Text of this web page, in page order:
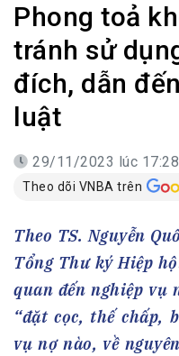
Phong toả
tránh sử
đích, dẫn
luật
29/11/2023 lúc 17:28
Theo dõi VNBA trên
Theo TS. Nguyễn
Tổng Thư ký Hiệp
quan đến nghiệp vụ
“đặt cọc, thế chấp,
vụ nợ nào, về